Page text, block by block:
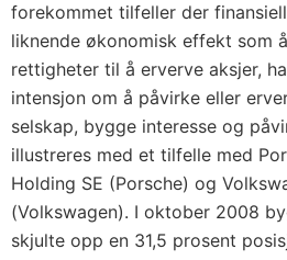
forekommet tilfeller der
liknende økonomisk effekt som
rettigheter til å erverve aksjer,
intensjon om å påvirke eller
selskap, bygge interesse og
illustreres med et tilfelle med
Holding SE (Porsche) og
(Volkswagen). I oktober 2008
skjulte opp en 31,5 prosent